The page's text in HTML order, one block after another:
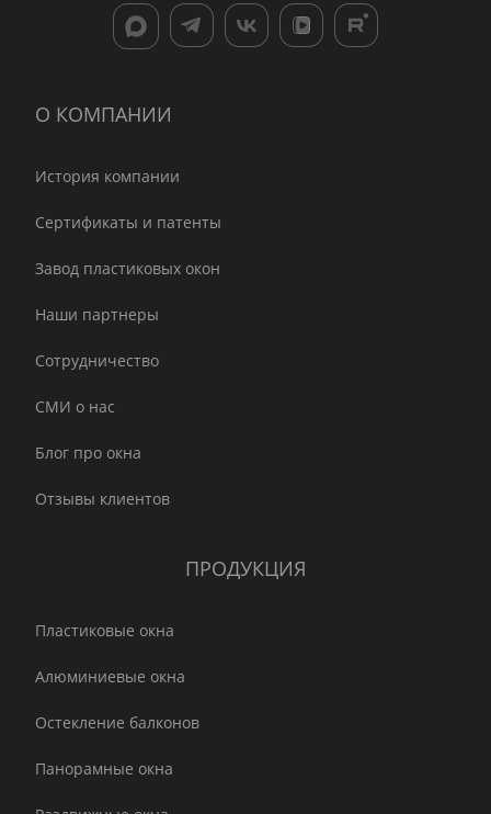
О КОМПАНИИ
История компании
Сертификаты и патенты
Завод пластиковых окон
Наши партнеры
Сотрудничество
СМИ о нас
Блог про окна
Отзывы клиентов
ПРОДУКЦИЯ
Пластиковые окна
Алюминиевые окна
Остекление балконов
Панорамные окна